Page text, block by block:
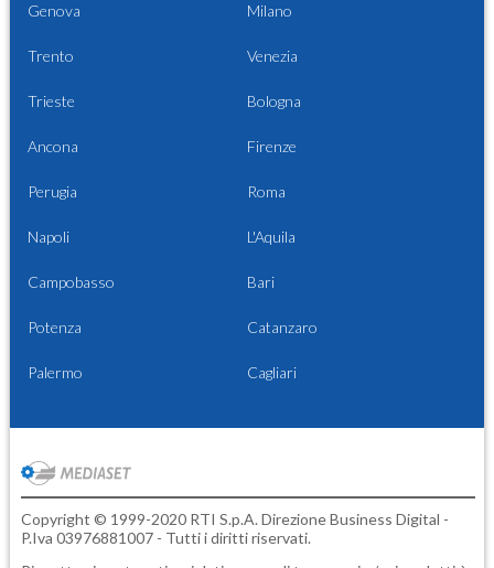
Genova Milano
Trento Venezia
Trieste Bologna
Ancona Firenze
Perugia Roma
Napoli L'Aquila
Campobasso Bari
Potenza Catanzaro
Palermo Cagliari
Copyright © 1999-2020 RTI S.p.A. Direzione Business Digital -
P.Iva 03976881007 - Tutti i diritti riservati.